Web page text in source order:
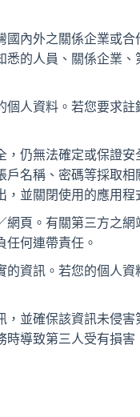
內外之關係企業或
的人員、關係企業
人資料。若您要求
仍無法確定或保證
名稱、密碼等採取
並關閉使用的應用程
頁。有關第三方之
何連帶責任。
資訊。若您的個人
並確保該資訊未侵
導致第三人受有損